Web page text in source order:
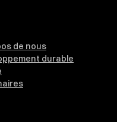
de nous
durable